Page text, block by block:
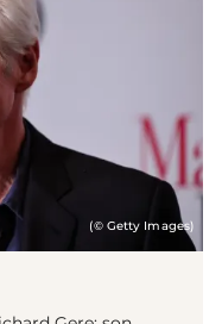
(© Getty Images)